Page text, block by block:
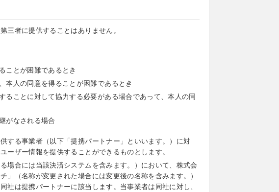
三者に提供することはありません。
ことが困難であるとき
本人の同意を得ることが困難であるとき
ことに対して協力する必要がある場合であって、本人の同
がなされる場合
する事業者（以下「提携パートナー」といいます。）に対
ーザー情報を提供することができるものとします。
場合には当該決済システムを含みます。）において、株式会
（名称が変更された場合には変更後の名称を含みます。）
は提携パートナーに該当します。当事業者は同社に対し、